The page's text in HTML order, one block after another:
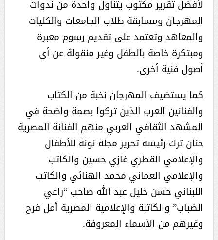
لأفضل تقرير مكتوب يتناول واحدة من ندوات
المهرجان ومسابقة طلاب الجامعات والكليات
والمعاهد وتعتمد على تقديم رسوم معبرة
ومبتكرة خاصة بالطفل وغير منقولة عن أي
أصول فنية أخرى.
كما يستضيف المهرجان نخبة من الكتاب
والفنانين العرب الذين تركوا بصمة واضحة في
المشهد الثقافي العربي منهم الفنانة المصرية
حنان ترك رئيسة تحرير مجلة نونة للأطفال
والإعلامي القطري غازي حسين والكاتب
والإعلامي العماني محمد الهنائي والكاتب
اللبناني حسن خليل عبد الله صاحب “راعي
الضباب” والكاتبة والإعلامية المصرية أمل فرح
وغيرهم من الأسماء المعروفة.